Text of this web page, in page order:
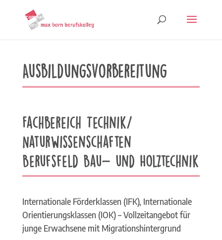
Ausbildungsvorbereitung
Fachbereich Technik/
Naturwissenschaften
Berufsfeld Bau- und Holztechnik
Internationale Förderklassen (IFK), Internationale
Orientierungsklassen (IOK) – Vollzeitangebot für
junge Erwachsene mit Migrationshintergrund